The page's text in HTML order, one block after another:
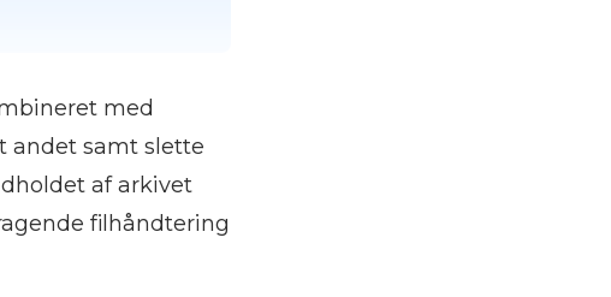
med
andet samt slette
af arkivet
filhåndtering